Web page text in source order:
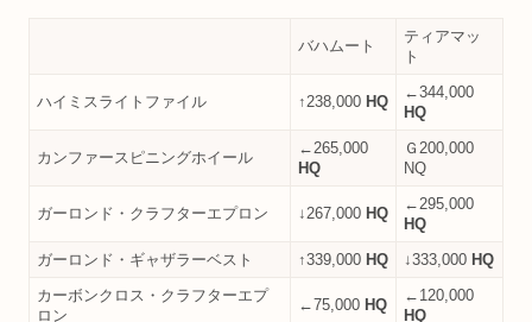
バハムート
ティアマッ
ト
ハイミスライトファイル ↑238,000 HQ
←344,000
HQ
カンファースピニングホイール
←265,000
HQ
Ｇ200,000
NQ
ガーロンド・クラフターエプロン ↓267,000 HQ
←295,000
HQ
ガーロンド・ギャザラーベスト
↑339,000 HQ ↓333,000 HQ
カーボンクロス・クラフターエプ
ロン
←75,000 HQ
←120,000
HQ